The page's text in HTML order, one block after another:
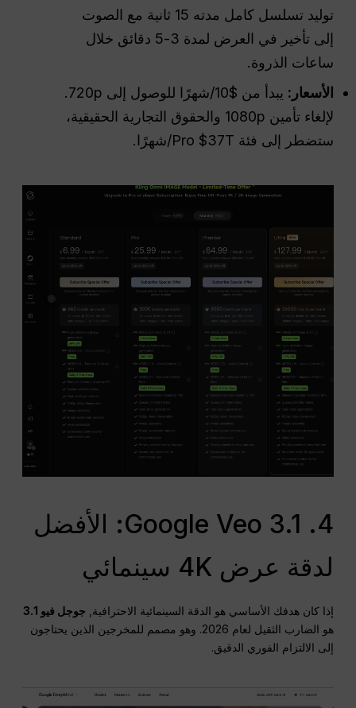
توليد تسلسل كامل مدته 15 ثانية مع الصوت
إلى تأخير في العرض لمدة 3-5 دقائق خلال
ساعات الذروة.
الأسعار:
يبدأ من $10/شهرًا للوصول إلى 720p.
لإلغاء تأمين 1080p والحقوق التجارية الحقيقية،
ستضطر إلى فئة Pro $37T/شهرًا.
4. Google Veo 3.1: الأفضل
لدقة عرض 4K سينمائي
إذا كان هدفك الأساسي هو الدقة السينمائية الاحترافية, جوجل فيو 3.1
هو الضارب الثقيل لعام 2026. وهو مصمم للمخرجين الذين يحتاجون
إلى الالتزام الفوري الدقيق.